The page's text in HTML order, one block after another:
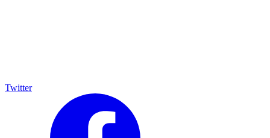
Twitter